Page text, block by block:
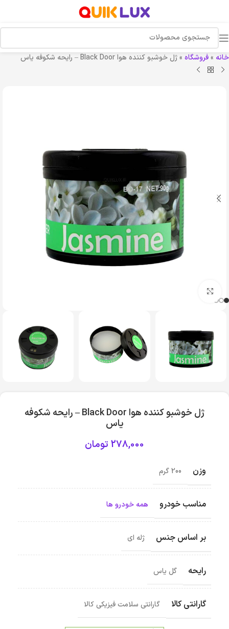
خانه »فروشگاه »ژل خوشبو کننده هوا Black Door – رایحه شکوفه یاس
ژل خوشبو کننده هوا Black Door – رایحه شکوفه
یاس
278,000 تومان
وزن 200 گرم
مناسب خودرو همه خودرو ها
بر اساس جنس ژله ای
رایحه گل یاس
گارانتی کالا گارانتی سلامت فیزیکی کالا